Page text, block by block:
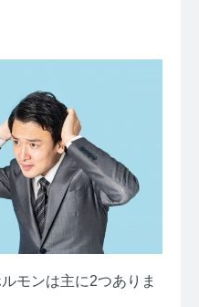
モンは主に2つありま